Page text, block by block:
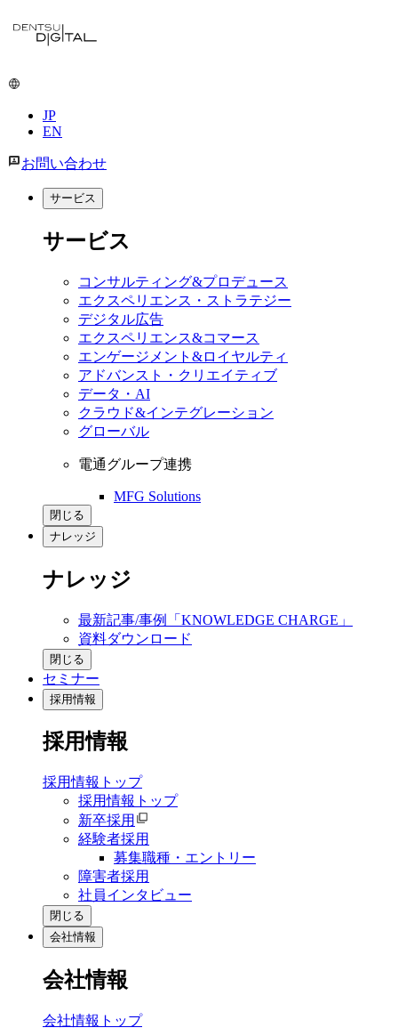
メ
コ
ツ
JP
EN
お問い合わせ
サービス
サービス
コンサルティング&プロデュース
エクスペリエンス・ストラテジー
デジタル広告
エクスペリエンス&コマース
エンゲージメント&ロイヤルティ
アドバンスト・クリエイティブ
データ・AI
クラウド&インテグレーション
グローバル
電通グループ連携
MFG Solutions
閉じる
ナレッジ
ナレッジ
最新記事/事例「KNOWLEDGE CHARGE」
資料ダウンロード
閉じる
セミナー
採用情報
採用情報
採用情報トップ
採用情報トップ
新卒採用
経験者採用
募集職種・エントリー
障害者採用
社員インタビュー
閉じる
会社情報
会社情報
会社情報トップ